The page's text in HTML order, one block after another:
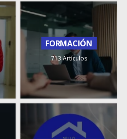
FORMACIÓN
713 Artículos